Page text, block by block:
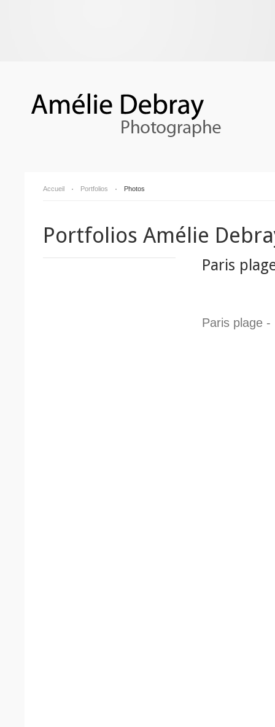
Accueil Portfolios Photos
Portfolios Amélie
Paris
Paris plage -